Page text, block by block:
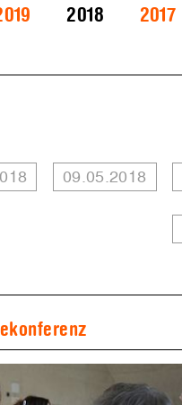
2018 2017
09.05.2018